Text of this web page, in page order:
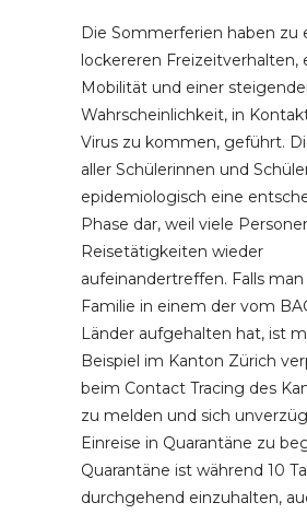
Die Sommerferien haben zu
lockereren Freizeitverhalten,
Mobilität und einer
Wahrscheinlichkeit, in
Virus zu kommen, geführt.
aller Schülerinnen und
epidemiologisch eine
Phase dar, weil viele
Reisetätigkeiten wieder
aufeinandertreffen. Falls man
Familie in einem der vom
Länder aufgehalten hat, ist
Beispiel im Kanton Zürich
beim Contact Tracing des
zu melden und sich
Einreise in Quarantäne zu
Quarantäne ist während 10
durchgehend einzuhalten,